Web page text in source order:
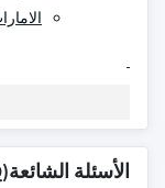
الأسئلة الشائعة(FAQ):